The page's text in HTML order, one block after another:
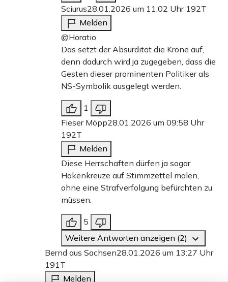
Sciurus28.01.2026 um 11:02 Uhr 192T
Melden
@Horatio
Das setzt der Absurdität die Krone auf,
denn dadurch wird ja zugegeben, dass die
Gesten dieser prominenten Politiker als
NS-Symbolik ausgelegt werden.
1
Fieser Möpp28.01.2026 um 09:58 Uhr
192T
Melden
Diese Herrschaften dürfen ja sogar
Hakenkreuze auf Stimmzettel malen,
ohne eine Strafverfolgung befürchten zu
müssen.
5
Weitere Antworten anzeigen (2)
Bernd aus Sachsen28.01.2026 um 13:27 Uhr
191T
Melden